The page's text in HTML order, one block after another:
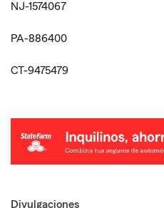
NJ-1574067
PA-886400
CT-9475479
Divulgaciones